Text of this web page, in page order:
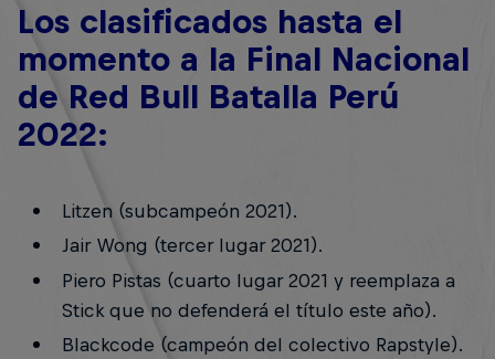
Los clasificados hasta el
momento a la Final Nacional
de Red Bull Batalla Perú
2022:
Litzen (subcampeón 2021).
Jair Wong (tercer lugar 2021).
Piero Pistas (cuarto lugar 2021 y reemplaza a
Stick que no defenderá el título este año).
Blackcode (campeón del colectivo Rapstyle).